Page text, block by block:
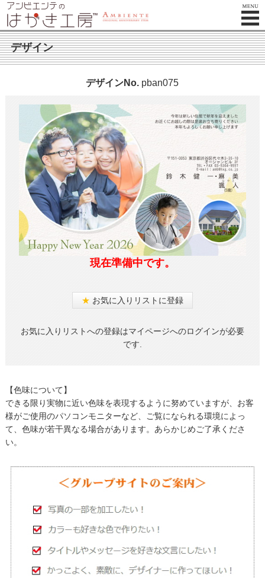
デザイン
デザインNo. pban075
現在準備中です。
★ お気に入りリストに登録
お気に入りリストへの登録はマイページへのログインが必要
です.
【色味について】
できる限り実物に近い色味を表現するように努めていますが、お客
様がご使用のパソコンモニターなど、ご覧になられる環境によっ
て、色味が若干異なる場合があります。あらかじめご了承くださ
い。